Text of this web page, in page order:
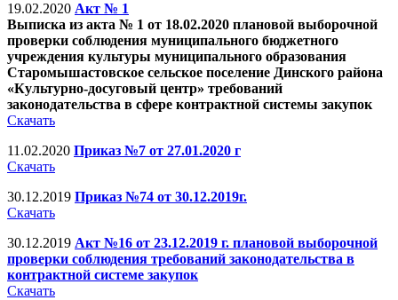
19.02.2020 Акт № 1
Выписка из акта № 1 от 18.02.2020 плановой выборочной
проверки соблюдения муниципального бюджетного
учреждения культуры муниципального образования
Старомышастовское сельское поселение Динского района
«Культурно-досуговый центр» требований
законодательства в сфере контрактной системы закупок
Скачать
11.02.2020 Приказ №7 от 27.01.2020 г
Скачать
30.12.2019 Приказ №74 от 30.12.2019г.
Скачать
30.12.2019 Акт №16 от 23.12.2019 г. плановой выборочной
проверки соблюдения требований законодательства в
контрактной системе закупок
Скачать